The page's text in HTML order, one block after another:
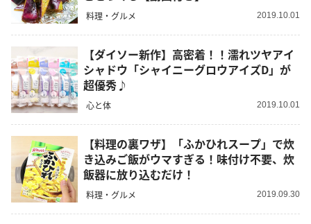
料理・グルメ 2019.10.01
【ダイソー新作】高密着！！濡れツヤアイ
シャドウ「シャイニーグロウアイズD」が
超優秀♪
心と体 2019.10.01
【料理の裏ワザ】「ふかひれスープ」で炊
き込みご飯がウマすぎる！味付け不要、炊
飯器に放り込むだけ！
料理・グルメ 2019.09.30